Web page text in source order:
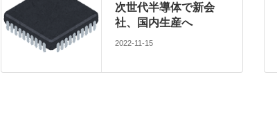
次世代半導体で新会
社、国内生産へ
2022-11-15